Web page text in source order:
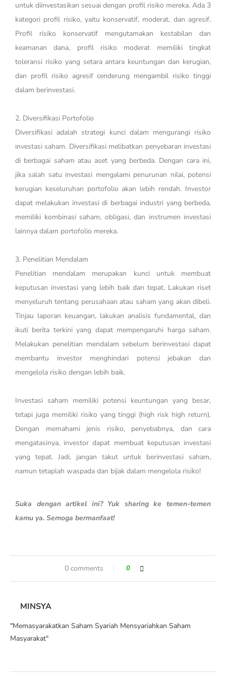
untuk diinvestasikan sesuai dengan profil risiko mereka. Ada 3
kategori profil risiko, yaitu konservatif, moderat, dan agresif.
Profil risiko konservatif mengutamakan kestabilan dan
keamanan dana, profil risiko moderat memiliki tingkat
toleransi risiko yang setara antara keuntungan dan kerugian,
dan profil risiko agresif cenderung mengambil risiko tinggi
dalam berinvestasi.
2. Diversifikasi Portofolio
Diversifikasi adalah strategi kunci dalam mengurangi risiko
investasi saham. Diversifikasi melibatkan penyebaran investasi
di berbagai saham atau aset yang berbeda. Dengan cara ini,
jika salah satu investasi mengalami penurunan nilai, potensi
kerugian keseluruhan portofolio akan lebih rendah. Investor
dapat melakukan investasi di berbagai industri yang berbeda,
memiliki kombinasi saham, obligasi, dan instrumen investasi
lainnya dalam portofolio mereka.
3. Penelitian Mendalam
Penelitian mendalam merupakan kunci untuk membuat
keputusan investasi yang lebih baik dan tepat. Lakukan riset
menyeluruh tentang perusahaan atau saham yang akan dibeli.
Tinjau laporan keuangan, lakukan analisis fundamental, dan
ikuti berita terkini yang dapat mempengaruhi harga saham.
Melakukan penelitian mendalam sebelum berinvestasi dapat
membantu investor menghindari potensi jebakan dan
mengelola risiko dengan lebih baik.
Investasi saham memiliki potensi keuntungan yang besar,
tetapi juga memiliki risiko yang tinggi (high risk high return).
Dengan memahami jenis risiko, penyebabnya, dan cara
mengatasinya, investor dapat membuat keputusan investasi
yang tepat. Jadi, jangan takut untuk berinvestasi saham,
namun tetaplah waspada dan bijak dalam mengelola risiko!
Suka dengan artikel ini? Yuk sharing ke temen-temen
kamu ya. Semoga bermanfaat!
0 comments 0
MINSYA
"Memasyarakatkan Saham Syariah Mensyariahkan Saham
Masyarakat"